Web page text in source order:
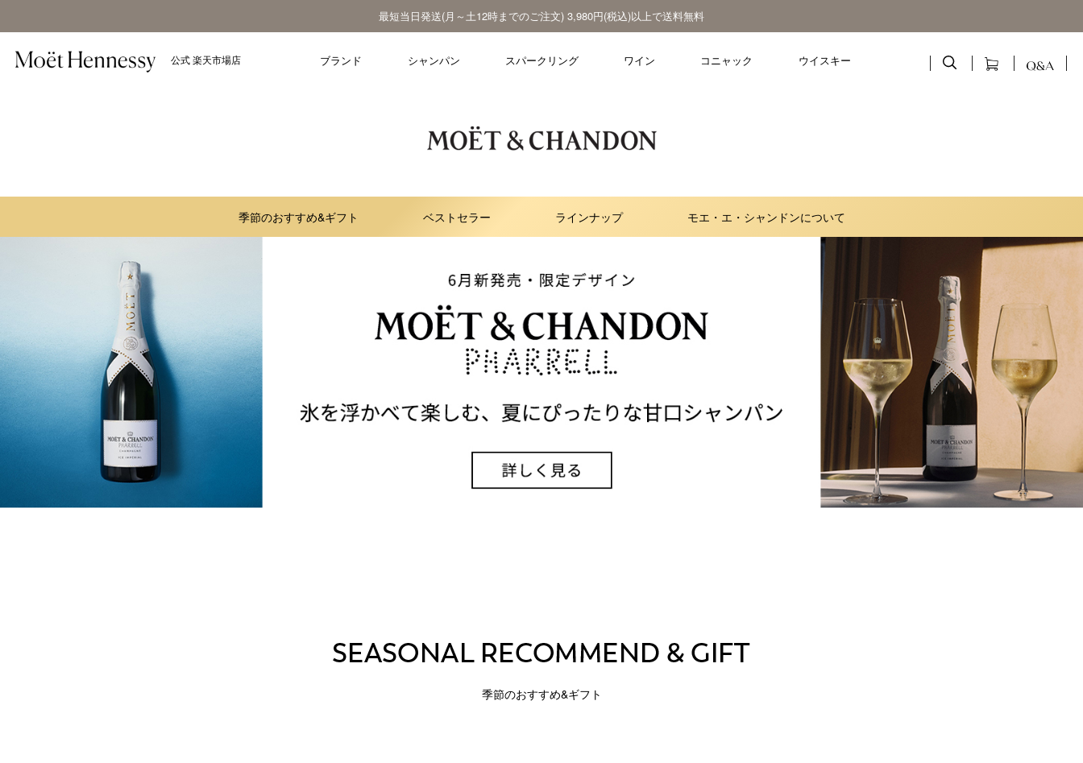
最短当日発送(月～土12時までのご注文) 3,980円(税込)以上で送料無料
公式 楽天市場店 ブランド シャンパン スパークリング ワイン コニャック ウイスキー
季節のおすすめ&ギフト ベストセラー ラインナップ モエ・エ・シャンドンについて
季節のおすすめ&ギフト